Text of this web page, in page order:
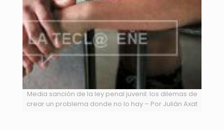
Media sanción de la ley penal juvenil: los dilemas de
crear un problema donde no lo hay – Por Julián Axat